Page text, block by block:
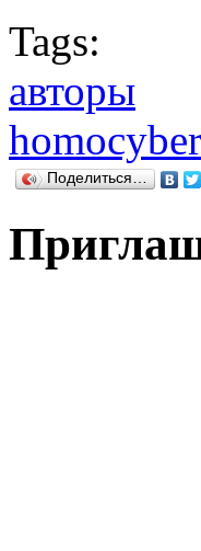
Tags:
авторы
Поделиться…